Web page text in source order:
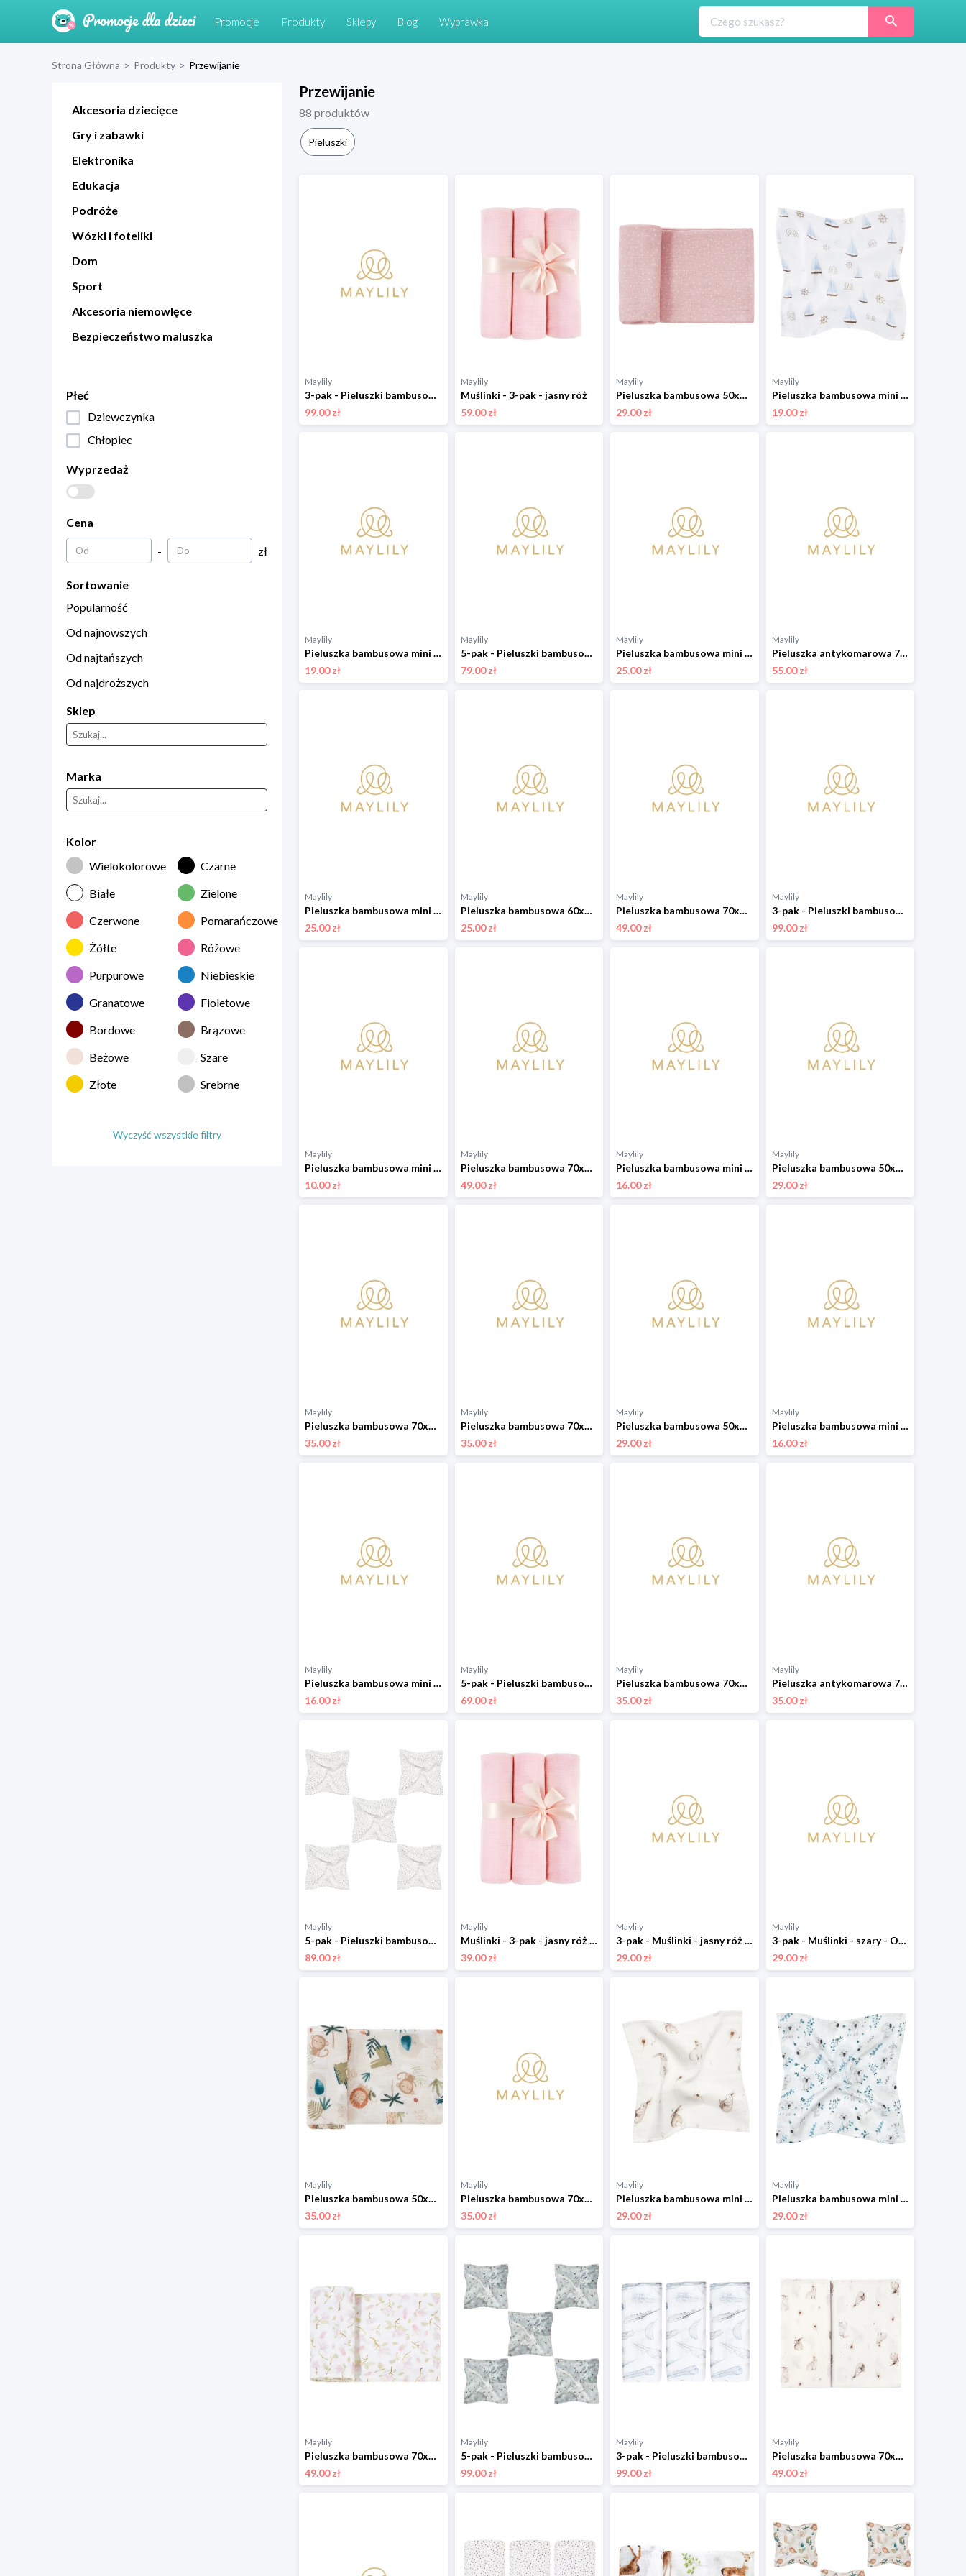
Promocje Produkty Sklepy Blog Wyprawka
Strona Główna > Produkty > Przewijanie
Akcesoria dziecięce
Gry i zabawki
Elektronika
Edukacja
Podróże
Wózki i foteliki
Dom
Sport
Akcesoria niemowlęce
Bezpieczeństwo maluszka
Płeć
Dziewczynka
Chłopiec
Wyprzedaż
Cena
- zł
Sortowanie
Popularność
Od najnowszych
Od najtańszych
Od najdroższych
Sklep
Marka
Kolor
Wielokolorowe
Czarne
Białe
Zielone
Czerwone
Pomarańczowe
Żółte
Różowe
Purpurowe
Niebieskie
Granatowe
Fioletowe
Bordowe
Brązowe
Beżowe
Szare
Złote
Srebrne
Wyczyść wszystkie filtry
Przewijanie
88 produktów
Pieluszki
Maylily
3-pak - Pieluszki bambusowe 50x50 - Rajskie ptaszki
99.00 zł
Maylily
Muślinki - 3-pak - jasny róż
59.00 zł
Maylily
Pieluszka bambusowa 50x50 - Kamyczki róż - OUTLET
29.00 zł
Maylily
Pieluszka bambusowa mini 25x25 - Żaglove - OUTLET
19.00 zł
Maylily
Pieluszka bambusowa mini 25x25 - Rajskie piórka - OUTLET
19.00 zł
Maylily
5-pak - Pieluszki bambusowe mini 25x25 - Rajskie ptaszki
79.00 zł
Maylily
Pieluszka bambusowa mini 25x25 - Rajskie ptaszki
25.00 zł
Maylily
Pieluszka antykomarowa 70x70 - Srebrne piórka
55.00 zł
Maylily
Pieluszka bambusowa mini 25x25 - Wilkiway
25.00 zł
Maylily
Pieluszka bambusowa 60x60 - szary
25.00 zł
Maylily
Pieluszka bambusowa 70x70 - Wilkiway
49.00 zł
Maylily
3-pak - Pieluszki bambusowe 50x50 - Wilkiway
99.00 zł
Maylily
Pieluszka bambusowa mini 25x25 - Kamyczki beż - OUTLET
10.00 zł
Maylily
Pieluszka bambusowa 70x70 - Rajskie ptaszki
49.00 zł
Maylily
Pieluszka bambusowa mini 25x25 - Rajskie ptaszki - OUTLET
16.00 zł
Maylily
Pieluszka bambusowa 50x50 - Kamyczki róż - OUTLET
29.00 zł
Maylily
Pieluszka bambusowa 70x70 - Kamyczki róż - OUTLET
35.00 zł
Maylily
Pieluszka bambusowa 70x70 - Żaglove - OUTLET
35.00 zł
Maylily
Pieluszka bambusowa 50x50 - Bambinka - OUTLET
29.00 zł
Maylily
Pieluszka bambusowa mini 25x25 - Rozkwitajki - OUTLET
16.00 zł
Maylily
Pieluszka bambusowa mini 25x25 - Kamyczki róż - OUTLET
16.00 zł
Maylily
5-pak - Pieluszki bambusowe mini 25x25 - Wilkiway
69.00 zł
Maylily
Pieluszka bambusowa 70x70 - Rozkwitajki - OUTLET
35.00 zł
Maylily
Pieluszka antykomarowa 70x70 - Srebrne piórka - OUTLET
35.00 zł
Maylily
5-pak - Pieluszki bambusowe mini 25x25 - Kamyczki beż
89.00 zł
Maylily
Muślinki - 3-pak - jasny róż - OUTLET
39.00 zł
Maylily
3-pak - Muślinki - jasny róż - OUTLET
29.00 zł
Maylily
3-pak - Muślinki - szary - OUTLET
29.00 zł
Maylily
Pieluszka bambusowa 50x50 - Fotosafari - OUTLET
35.00 zł
Maylily
Pieluszka bambusowa 70x70 - Rozkwitajki - OUTLET
35.00 zł
Maylily
Pieluszka bambusowa mini 25x25 - Szaraczki
29.00 zł
Maylily
Pieluszka bambusowa mini 25x25 - Ale koale
29.00 zł
Maylily
Pieluszka bambusowa 70x70 - Rozkwitajki
49.00 zł
Maylily
5-pak - Pieluszki bambusowe mini 25x25 - My Space
99.00 zł
Maylily
3-pak - Pieluszki bambusowe 50x50 - Niebiańskie piórka
99.00 zł
Maylily
Pieluszka bambusowa 70x70 - Szaraczki
49.00 zł